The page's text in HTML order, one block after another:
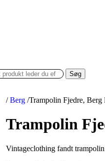
Søg
/ Berg /Trampolin Fjedre, Berg
Trampolin
Vintageclothing fandt